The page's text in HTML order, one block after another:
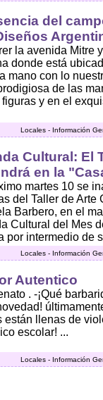
del
la avenida Mitre
donde está
mano con lo
de las
y en el
Locales - Información
Cultural: El
en la
martes 10 se
del Taller de Arte
Barbero, en el
Cultural del Mes
por intermedio de
Locales - Información
Autentico
. -¡Qué
están llenas de
escolar! ...
Locales - Información